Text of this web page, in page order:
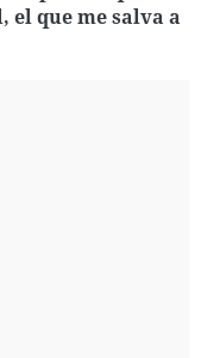
que me salva a